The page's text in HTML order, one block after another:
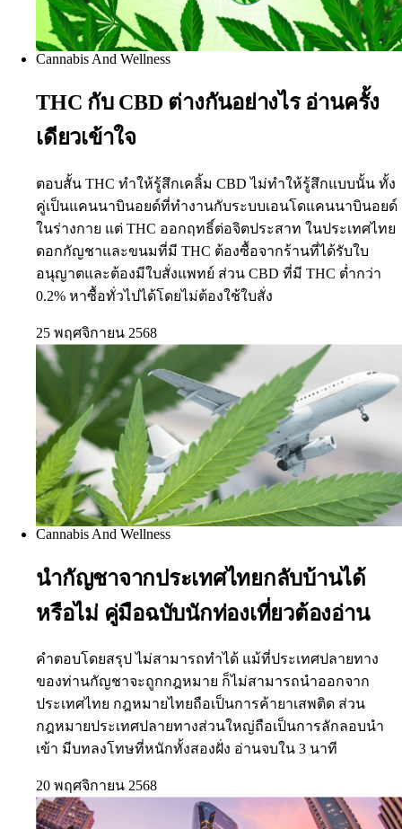
Cannabis And Wellness
THC กับ CBD ต่างกันอย่างไร อ่านครั้ง
เดียวเข้าใจ
ตอบสั้น THC ทำให้รู้สึกเคลิ้ม CBD ไม่ทำให้รู้สึกแบบนั้น ทั้ง
คู่เป็นแคนนาบินอยด์ที่ทำงานกับระบบเอนโดแคนนาบินอยด์
ในร่างกาย แต่ THC ออกฤทธิ์ต่อจิตประสาท ในประเทศไทย
ดอกกัญชาและขนมที่มี THC ต้องซื้อจากร้านที่ได้รับใบ
อนุญาตและต้องมีใบสั่งแพทย์ ส่วน CBD ที่มี THC ต่ำกว่า
0.2% หาซื้อทั่วไปได้โดยไม่ต้องใช้ใบสั่ง
25 พฤศจิกายน 2568
Cannabis And Wellness
นำกัญชาจากประเทศไทยกลับบ้านได้
หรือไม่ คู่มือฉบับนักท่องเที่ยวต้องอ่าน
คำตอบโดยสรุป ไม่สามารถทำได้ แม้ที่ประเทศปลายทาง
ของท่านกัญชาจะถูกกฎหมาย ก็ไม่สามารถนำออกจาก
ประเทศไทย กฎหมายไทยถือเป็นการค้ายาเสพติด ส่วน
กฎหมายประเทศปลายทางส่วนใหญ่ถือเป็นการลักลอบนำ
เข้า มีบทลงโทษที่หนักทั้งสองฝั่ง อ่านจบใน 3 นาที
20 พฤศจิกายน 2568